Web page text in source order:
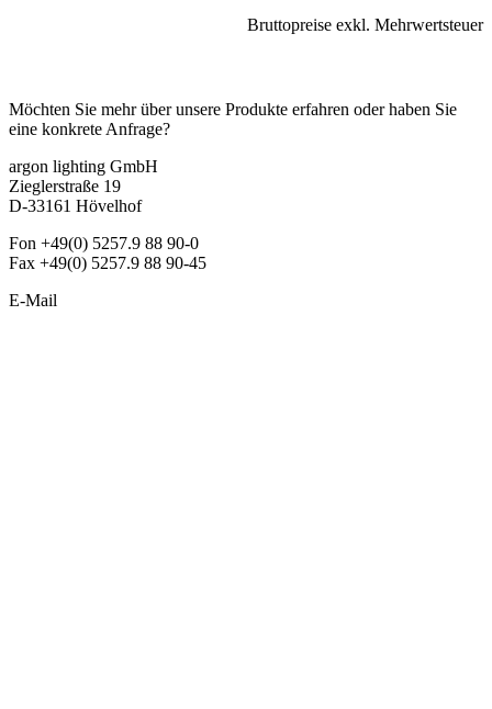
Bruttopreise exkl. Mehrwertsteuer
Möchten Sie mehr über unsere Produkte erfahren oder haben Sie
eine konkrete Anfrage?
argon lighting GmbH
Zieglerstraße 19
D-33161 Hövelhof
Fon +49(0) 5257.9 88 90-0
Fax +49(0) 5257.9 88 90-45
E-Mail